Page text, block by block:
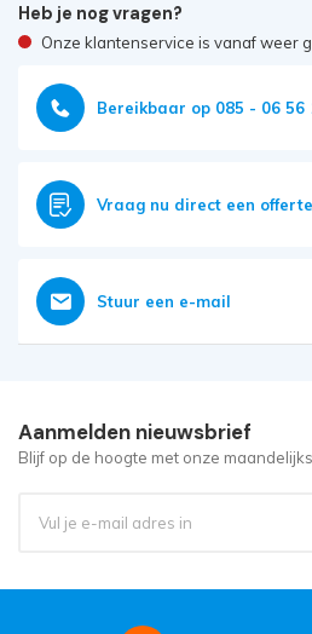
Heb je nog vragen?
Onze klantenservice is vanaf weer
Bereikbaar op 085 - 06 56
Vraag nu direct een
Stuur een e-mail
Aanmelden nieuwsbrief
Blijf op de hoogte met onze